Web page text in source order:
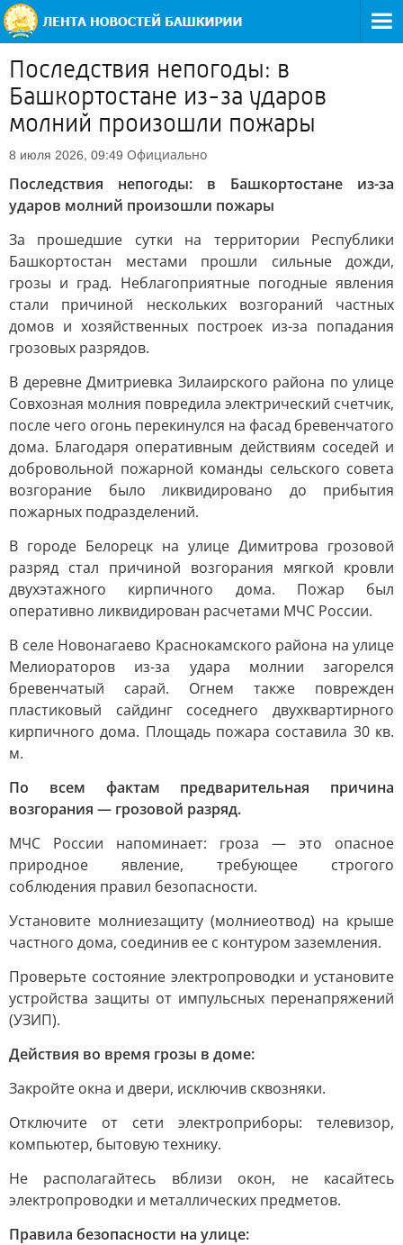
Последствия непогоды: в
Башкортостане из-за ударов
молний произошли пожары
8 июля 2026, 09:49 Официально
Последствия непогоды: в Башкортостане из-за
ударов молний произошли пожары
За прошедшие сутки на территории Республики
Башкортостан местами прошли сильные дожди,
грозы и град. Неблагоприятные погодные явления
стали причиной нескольких возгораний частных
домов и хозяйственных построек из-за попадания
грозовых разрядов.
В деревне Дмитриевка Зилаирского района по улице
Совхозная молния повредила электрический счетчик,
после чего огонь перекинулся на фасад бревенчатого
дома. Благодаря оперативным действиям соседей и
добровольной пожарной команды сельского совета
возгорание было ликвидировано до прибытия
пожарных подразделений.
В городе Белорецк на улице Димитрова грозовой
разряд стал причиной возгорания мягкой кровли
двухэтажного кирпичного дома. Пожар был
оперативно ликвидирован расчетами МЧС России.
В селе Новонагаево Краснокамского района на улице
Мелиораторов из-за удара молнии загорелся
бревенчатый сарай. Огнем также поврежден
пластиковый сайдинг соседнего двухквартирного
кирпичного дома. Площадь пожара составила 30 кв.
м.
По всем фактам предварительная причина
возгорания — грозовой разряд.
МЧС России напоминает: гроза — это опасное
природное явление, требующее строгого
соблюдения правил безопасности.
Установите молниезащиту (молниеотвод) на крыше
частного дома, соединив ее с контуром заземления.
Проверьте состояние электропроводки и установите
устройства защиты от импульсных перенапряжений
(УЗИП).
Действия во время грозы в доме:
Закройте окна и двери, исключив сквозняки.
Отключите от сети электроприборы: телевизор,
компьютер, бытовую технику.
Не располагайтесь вблизи окон, не касайтесь
электропроводки и металлических предметов.
Правила безопасности на улице: